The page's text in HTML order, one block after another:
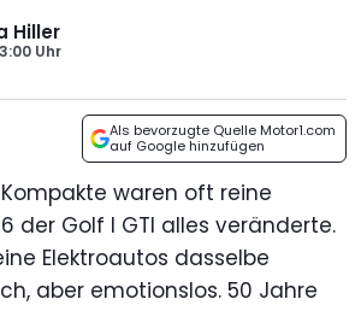
Hiller
Uhr
Als bevorzugte Quelle Motor1.com
auf Google hinzufügen
waren oft reine
der Golf I GTI alles veränderte.
Elektroautos dasselbe
aber emotionslos. 50 Jahre